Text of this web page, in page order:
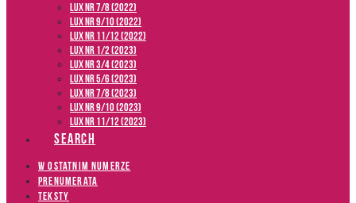
LUX NR 7/8 (2022)
LUX nr 9/10 (2022)
LUX NR 11/12 (2022)
LUX NR 1/2 (2023)
LUX NR 3/4 (2023)
LUX NR 5/6 (2023)
LUX NR 7/8 (2023)
LUX NR 9/10 (2023)
LUX NR 11/12 (2023)
SEARCH
W OSTATNIM NUMERZE
PRENUMERATA
TEKSTY